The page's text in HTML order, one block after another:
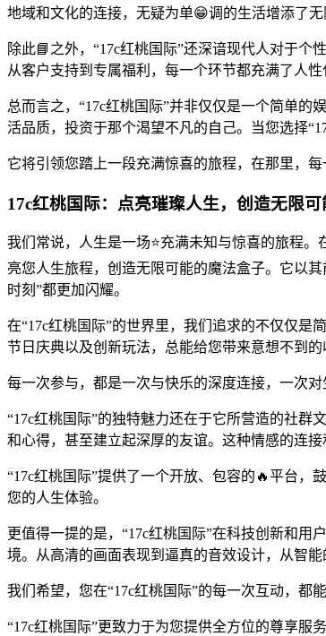
地域和文化的连接，无疑为单😁调的生活增添了
除此📘之外，“17c红桃国际”还深谙现代人对于
从客户支持到专属福利，每一个环节都充满了人
总而言之，“17c红桃国际”并非仅仅是一个简单
活品质，投资于那个渴望不凡的自己。当您选择
它将引领您踏上一段充满惊喜的旅程，在那里，
17c红桃国际：点亮璀璨人生，创造无限可
我们常说，人生是一场⭐充满未知与惊喜的旅程
亮您人生旅程，创造无限可能的魔法盒子。它以
时刻”都更加闪耀。
在“17c红桃国际”的世界里，我们追求的不仅仅是
节日庆典以及创新玩法，总能给您带来意想不到
每一次参与，都是一次与快乐的深度连接，一次对
“17c红桃国际”的独特魅力还在于它所营造的社
和心得，甚至建立起深厚的友谊。这种情感的连
“17c红桃国际”提供了一个开放、包容的🔥平台
您的人生体验。
更值得一提的是，“17c红桃国际”在科技创新和
境。从高清的画面表现到逼真的音效设计，从智
我们希望，您在“17c红桃国际”的每一次互动，都
“17c红桃国际”更致力于为您提供全方位的尊享服